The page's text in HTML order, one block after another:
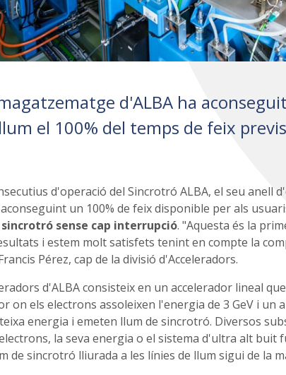
d'ALBA ha
el 100% del temps de feix
d'operació del Sincrotró ALBA, el seu anell
un 100% de feix disponible per als
sense cap interrupció. "Aquesta és la
i estem molt satisfets tenint en compte la
Pérez, cap de la divisió d'Acceleradors.
d'ALBA consisteix en un accelerador lineal
on els electrons assoleixen l'energia de 3 GeV i un
energia i emeten llum de sincrotró. Diversos
la seva energia o el sistema d'ultra alt buit
de sincrotró lliurada a les línies de llum sigui de la